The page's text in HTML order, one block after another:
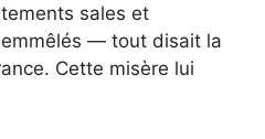
sales et
— tout disait la
Cette misère lui